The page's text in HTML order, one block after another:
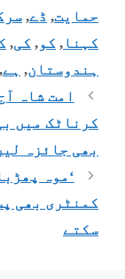
حمایت, ڈے,
کہنا , کو, کی,
ہندوستان, ہے,
امت شاہ
کرناٹک میں
بھی جائزہ
‘موہ
کمنٹری بھی
سکتے